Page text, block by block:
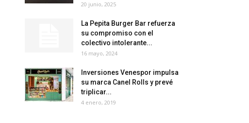
20 junio, 2025
La Pepita Burger Bar refuerza
su compromiso con el
colectivo intolerante...
16 mayo, 2024
Inversiones Venespor impulsa
su marca Canel Rolls y prevé
triplicar...
4 enero, 2019